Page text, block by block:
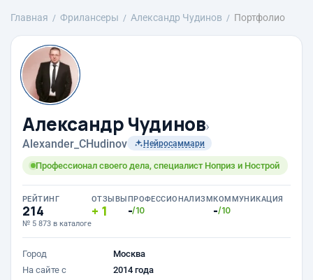
Главная Фрилансеры Александр Чудинов Портфолио
Александр Чудинов›
Alexander_CHudinov Нейросаммари
Профессионал своего дела, специалист Ноприз и Нострой
РЕЙТИНГ
214
№ 5 873 в каталоге
ОТЗЫВЫ
1
ПРОФЕССИОНАЛИЗМ
-/10
КОММУНИКАЦИЯ
-/10
Город
Москва
На сайте с
2014 года